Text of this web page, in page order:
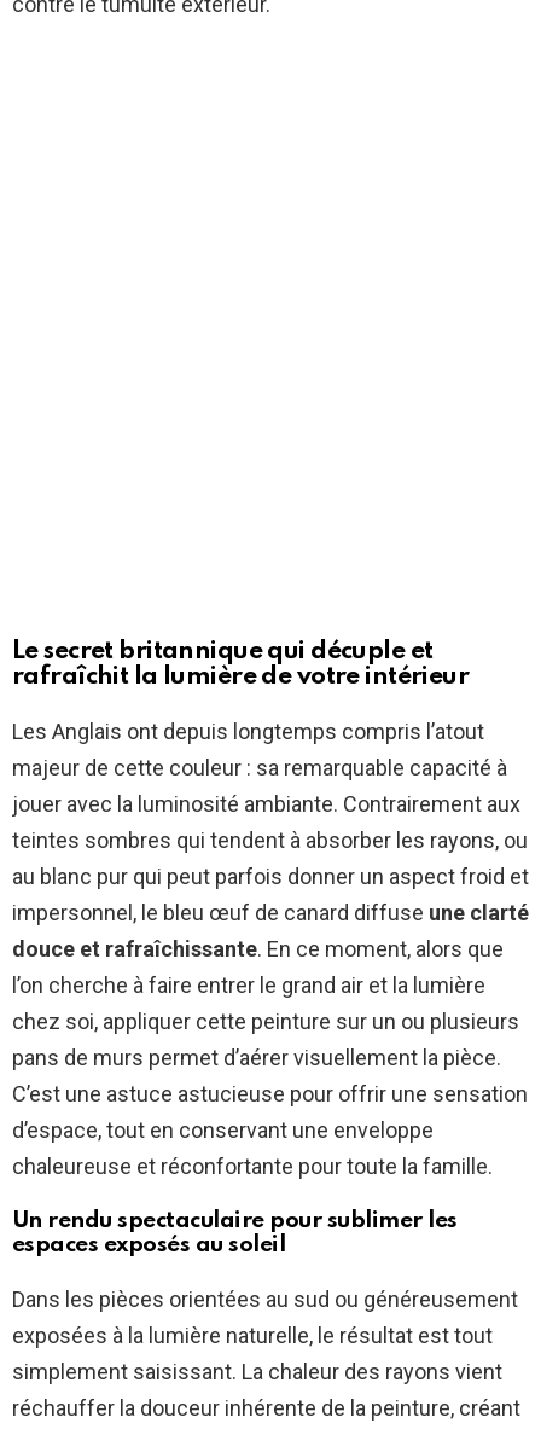
Le secret britannique qui décuple et
rafraîchit la lumière de votre intérieur
Les Anglais ont depuis longtemps compris l’atout
majeur de cette couleur : sa remarquable capacité à
jouer avec la luminosité ambiante. Contrairement aux
teintes sombres qui tendent à absorber les rayons, ou
au blanc pur qui peut parfois donner un aspect froid et
impersonnel, le bleu œuf de canard diffuse une clarté
douce et rafraîchissante. En ce moment, alors que
l’on cherche à faire entrer le grand air et la lumière
chez soi, appliquer cette peinture sur un ou plusieurs
pans de murs permet d’aérer visuellement la pièce.
C’est une astuce astucieuse pour offrir une sensation
d’espace, tout en conservant une enveloppe
chaleureuse et réconfortante pour toute la famille.
Un rendu spectaculaire pour sublimer les
espaces exposés au soleil
Dans les pièces orientées au sud ou généreusement
exposées à la lumière naturelle, le résultat est tout
simplement saisissant. La chaleur des rayons vient
réchauffer la douceur inhérente de la peinture, créant